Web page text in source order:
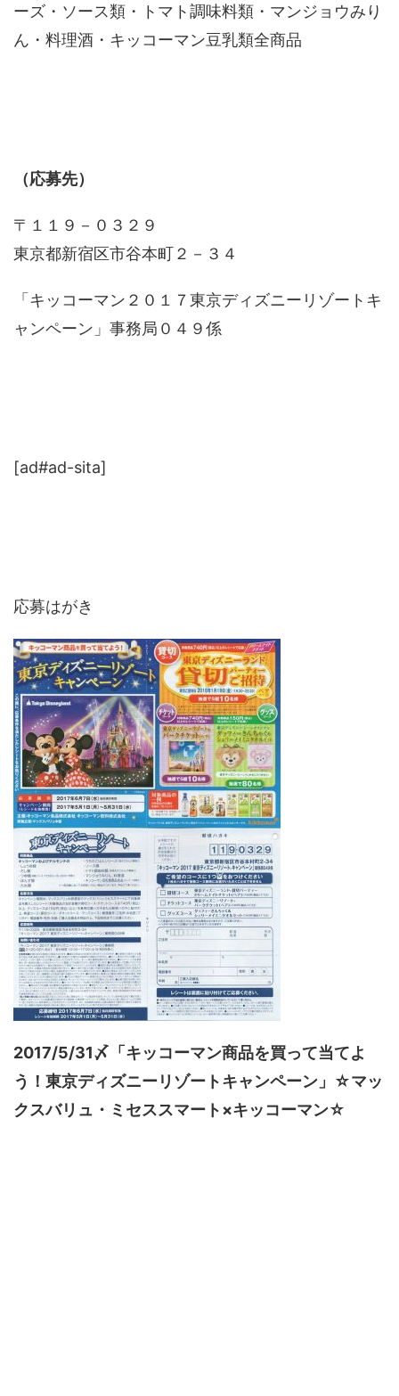
ーズ・ソース類・トマト調味料類・マンジョウみり
ん・料理酒・キッコーマン豆乳類全商品
（応募先）
〒１１９－０３２９
東京都新宿区市谷本町２－３４
「キッコーマン２０１７東京ディズニーリゾートキ
ャンペーン」事務局０４９係
[ad#ad-sita]
応募はがき
2017/5/31〆「キッコーマン商品を買って当てよ
う！東京ディズニーリゾートキャンペーン」☆マッ
クスバリュ・ミセススマート×キッコーマン☆